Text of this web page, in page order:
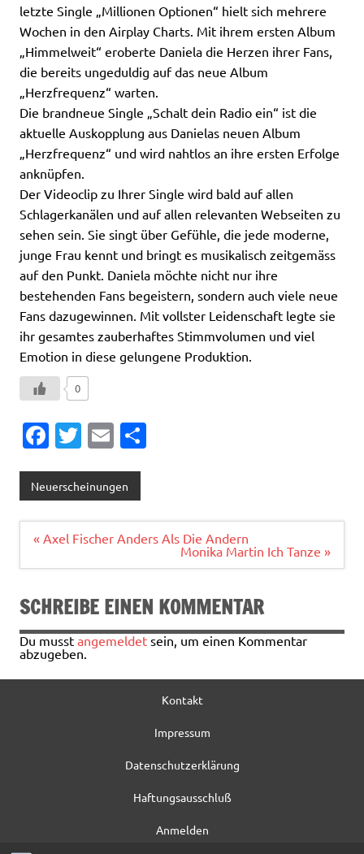
letzte Single „Millionen Optionen“ hielt sich mehrere
Wochen in den Airplay Charts. Mit ihrem ersten Album
„Himmelweit“ eroberte Daniela die Herzen ihrer Fans,
die bereits ungeduldig auf das neue Album
„Herzfrequenz“ warten.
Die brandneue Single „Schalt dein Radio ein“ ist die
aktuelle Auskopplung aus Danielas neuen Album
„Herzfrequenz“ und wird nahtlos an ihre ersten Erfolge
anknüpfen.
Der Videoclip zu Ihrer Single wird bald auf allen
Schlagerkanälen und auf allen relevanten Webseiten zu
sehen sein. Sie singt über Gefühle, die jede moderne,
junge Frau kennt und bringt es musikalisch zeitgemäss
auf den Punkt. Daniela möchte nicht nur ihre
bestehenden Fans begeistern, sondern auch viele neue
Fans dazugewinnen. Mit vollster Leidenschaft legte sie
ihr gesamtes zauberhaftes Stimmvolumen und viel
Emotion in diese gelungene Produktion.
0
Fa
e
b
o
o
k
T
it
te
r
E
ai
l
n
Neuerscheinungen
Beitragsnavigation
« Axel Fischer Anders Als Die Andern
Monika Martin Ich Tanze »
SCHREIBE EINEN KOMMENTAR
Du musst angemeldet sein, um einen Kommentar
abzugeben.
Kontakt
Impressum
Datenschutzerklärung
Haftungsausschluß
Anmelden